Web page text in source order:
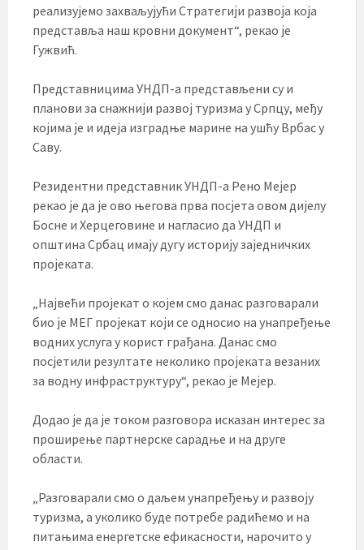
реализујемо захваљујући Стратегији развоја која
представља наш кровни документ“, рекао је
Гужвић.
Представницима УНДП-а представљени су и
планови за снажнији развој туризма у Српцу, међу
којима је и идеја изградње марине на ушћу Врбас у
Саву.
Резидентни представник УНДП-а Рено Мејер
рекао је да је ово његова прва посјета овом дијелу
Босне и Херцеговине и нагласио да УНДП и
општина Србац имају дугу историју заједничких
пројеката.
„Највећи пројекат о којем смо данас разговарали
био је МЕГ пројекат који се односио на унапређење
водних услуга у корист грађана. Данас смо
посјетили резултате неколико пројеката везаних
за водну инфраструктуру“, рекао је Мејер.
Додао је да је током разговора исказан интерес за
проширење партнерске сарадње и на друге
области.
„Разговарали смо о даљем унапређењу и развоју
туризма, а уколико буде потребе радићемо и на
питањима енергетске ефикасности, нарочито у